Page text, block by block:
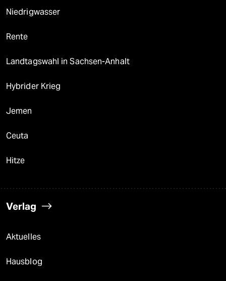
Niedrigwasser
Rente
Landtagswahl in Sachsen-Anhalt
Hybrider Krieg
Jemen
Ceuta
Hitze
Verlag
Aktuelles
Hausblog